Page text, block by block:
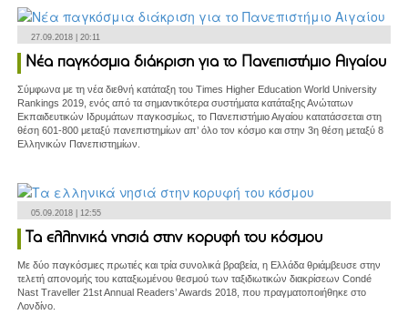
27.09.2018 | 20:11
Νέα παγκόσμια διάκριση για το Πανεπιστήμιο Αιγαίου
Σύμφωνα με τη νέα διεθνή κατάταξη του Times Higher Education World University
Rankings 2019, ενός από τα σημαντικότερα συστήματα κατάταξης Ανώτατων
Εκπαιδευτικών Ιδρυμάτων παγκοσμίως, το Πανεπιστήμιο Αιγαίου κατατάσσεται στη
θέση 601-800 μεταξύ πανεπιστημίων απ’ όλο τον κόσμο και στην 3η θέση μεταξύ 8
Ελληνικών Πανεπιστημίων.
05.09.2018 | 12:55
Τα ελληνικά νησιά στην κορυφή του κόσμου
Με δύο παγκόσμιες πρωτιές και τρία συνολικά βραβεία, η Ελλάδα θριάμβευσε στην
τελετή απονομής του καταξιωμένου θεσμού των ταξιδιωτικών διακρίσεων Condé
Nast Traveller 21st Annual Readers’ Awards 2018, που πραγματοποιήθηκε στο
Λονδίνο.